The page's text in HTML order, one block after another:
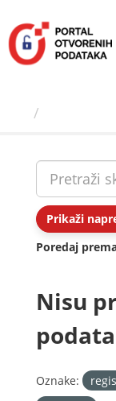
sadržaj
Prikaži
Poredaj
Nisu
Oznake: